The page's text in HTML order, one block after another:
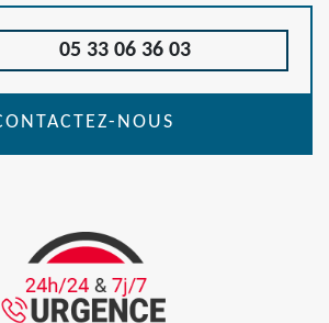
05 33 06 36 03
NOUS